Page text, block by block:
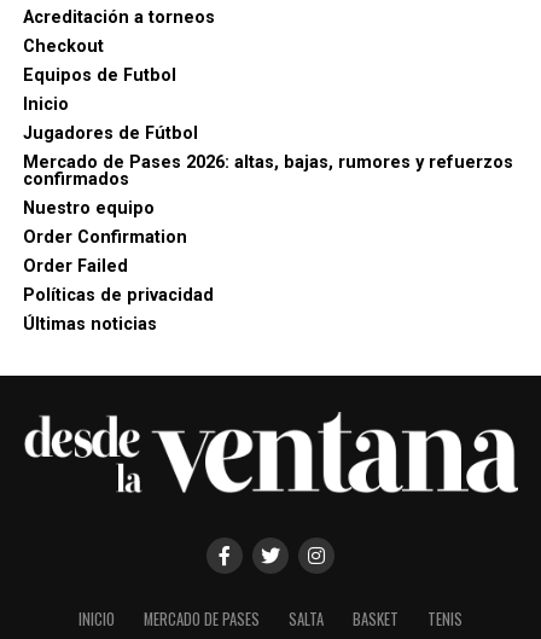
Acreditación a torneos
Checkout
Equipos de Futbol
Inicio
Jugadores de Fútbol
Mercado de Pases 2026: altas, bajas, rumores y refuerzos
confirmados
Nuestro equipo
Order Confirmation
Order Failed
Políticas de privacidad
Últimas noticias
INICIO MERCADO DE PASES SALTA BASKET TENIS